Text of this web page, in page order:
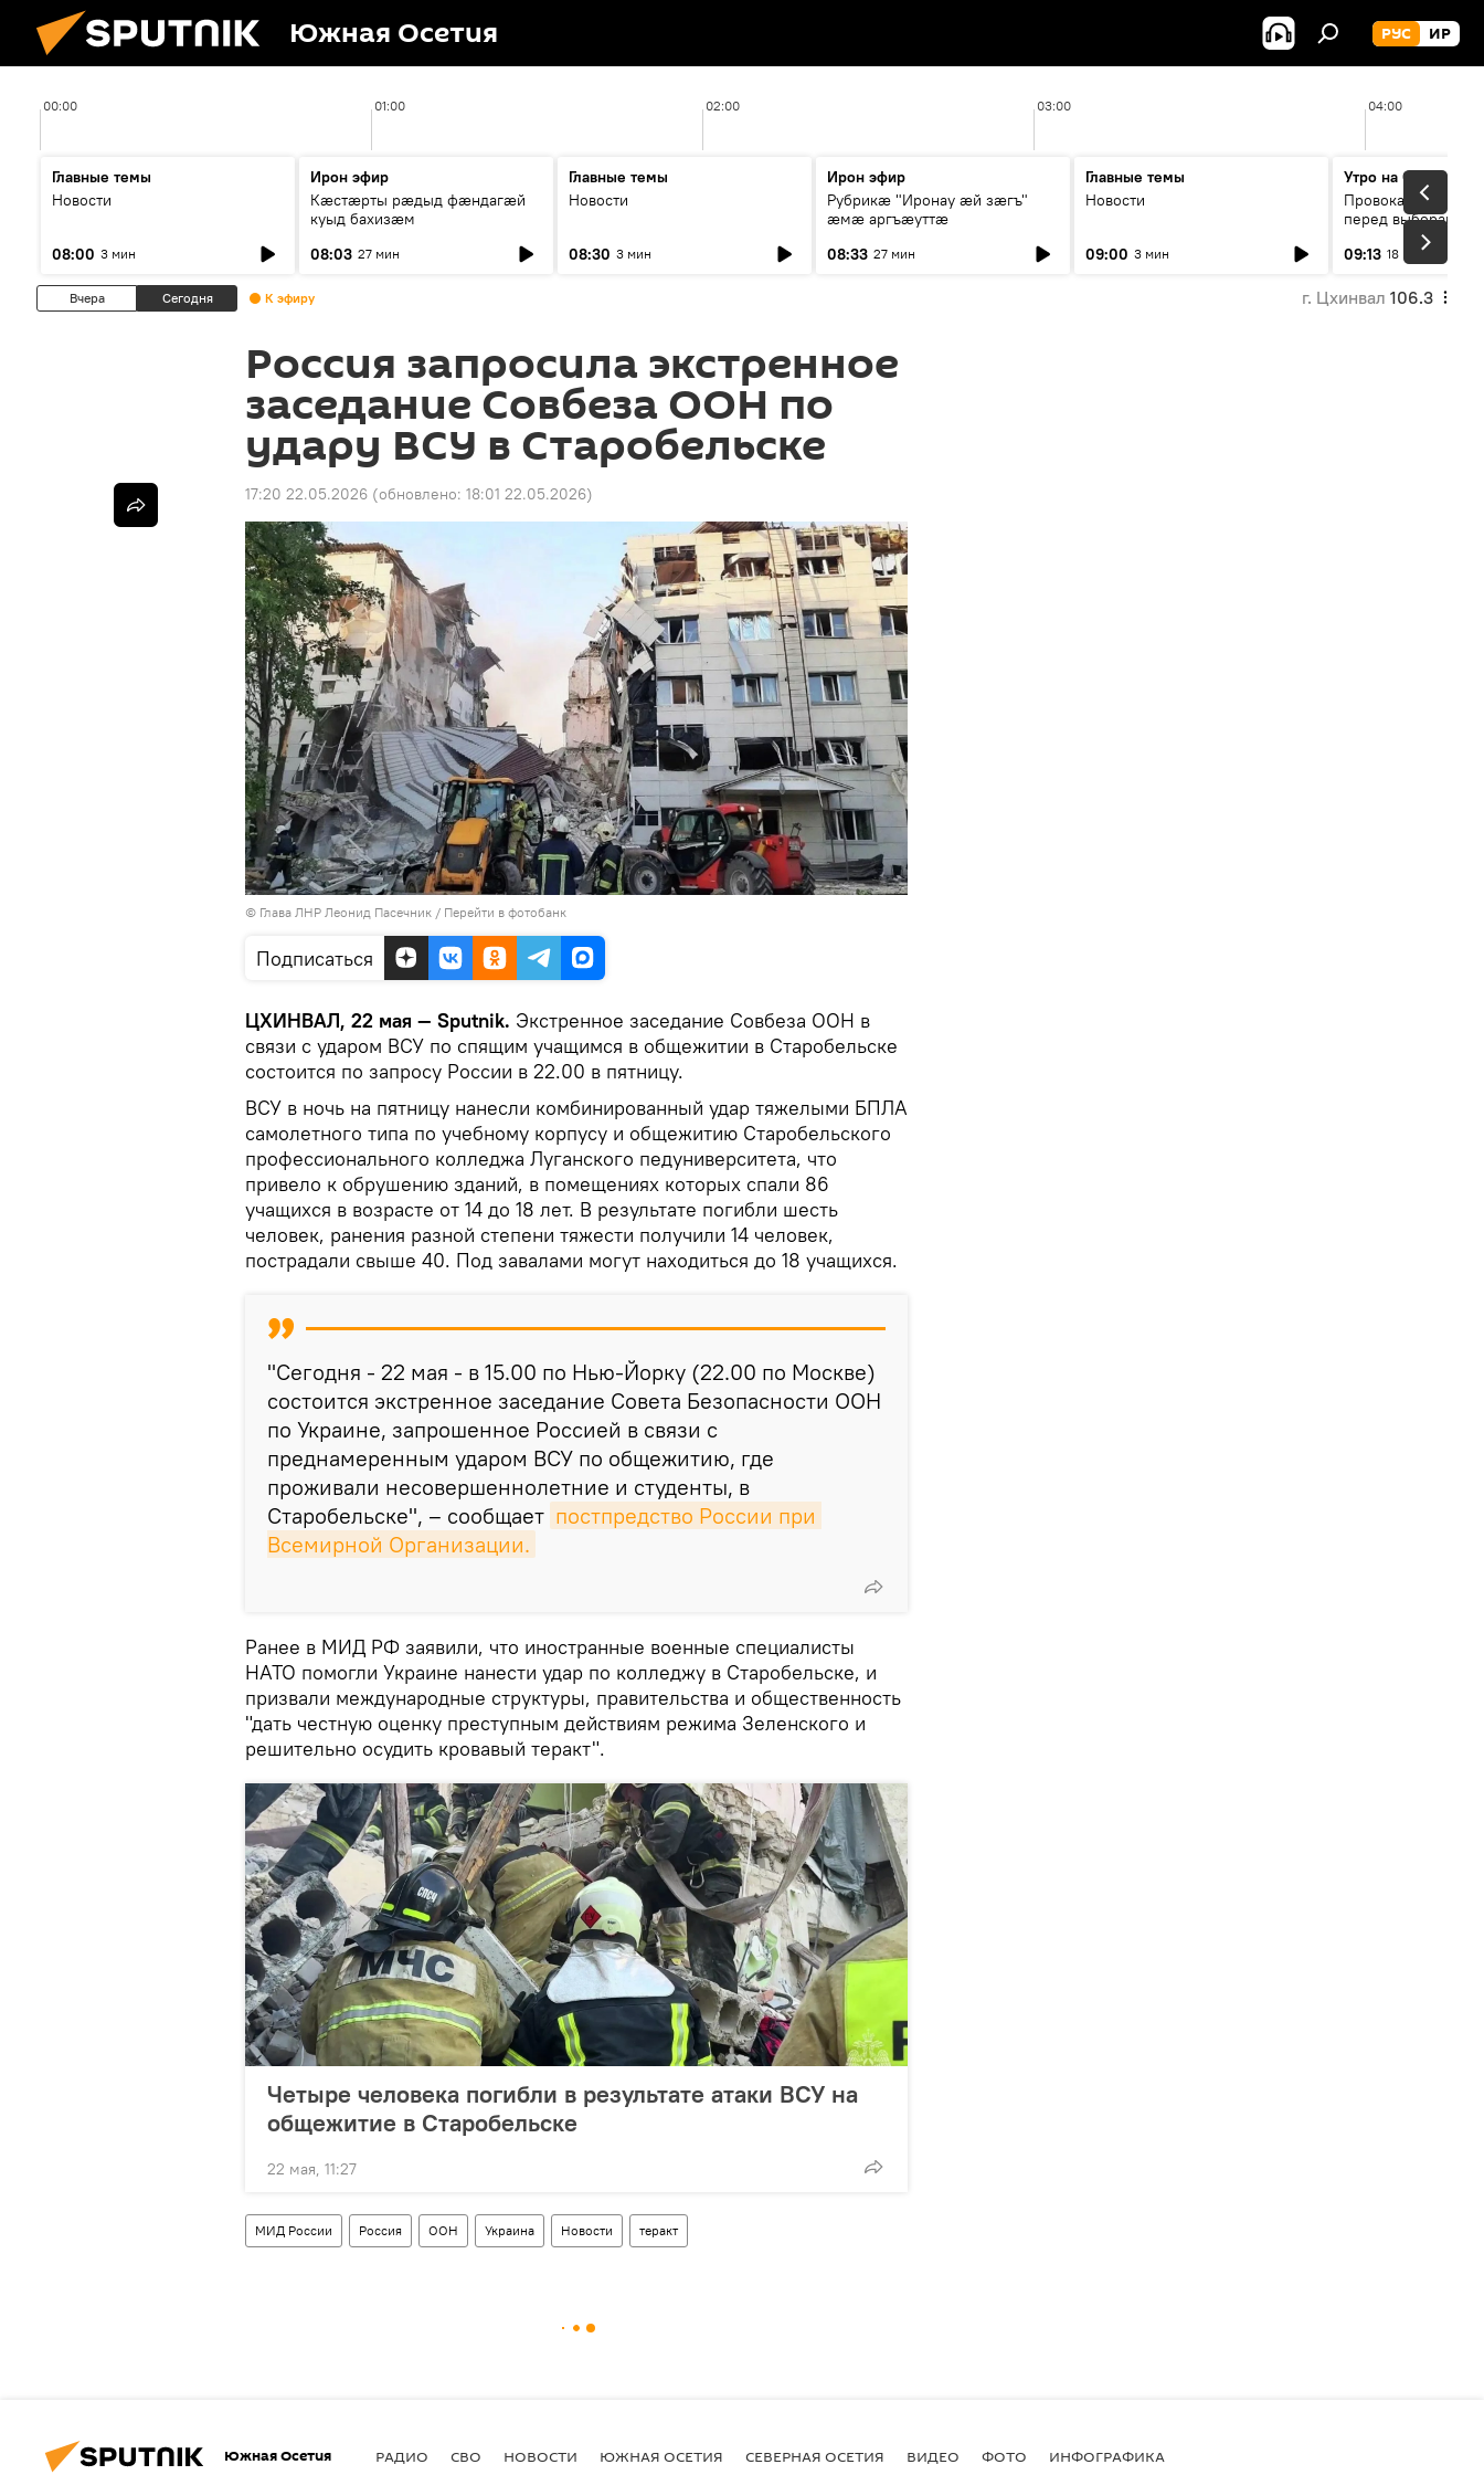
Южная Осетия РУС ИР
00:00 01:00 02:00 03:00 04:00
Главные темы
Новости
08:00 3 мин
Ирон эфир
Кæстæрты рæдыд фæндагæй
куыд бахизæм
08:03 27 мин
Главные темы
Новости
08:30 3 мин
Ирон эфир
Рубрикæ "Иронау ӕй зӕгъ"
ӕмӕ аргъӕуттӕ
08:33 27 мин
Главные темы
Новости
09:00 3 мин
Утро на Спутнике
Провокации со
перед выборами в
09:13 18 мин
Вчера Сегодня К эфиру г. Цхинвал 106.3
Россия запросила экстренное
заседание Совбеза ООН по
удару ВСУ в Старобельске
17:20 22.05.2026 (обновлено: 18:01 22.05.2026)
© Глава ЛНР Леонид Пасечник / Перейти в фотобанк
Подписаться
ЦХИНВАЛ, 22 мая — Sputnik. Экстренное заседание Совбеза ООН в
связи с ударом ВСУ по спящим учащимся в общежитии в Старобельске
состоится по запросу России в 22.00 в пятницу.
ВСУ в ночь на пятницу нанесли комбинированный удар тяжелыми БПЛА
самолетного типа по учебному корпусу и общежитию Старобельского
профессионального колледжа Луганского педуниверситета, что
привело к обрушению зданий, в помещениях которых спали 86
учащихся в возрасте от 14 до 18 лет. В результате погибли шесть
человек, ранения разной степени тяжести получили 14 человек,
пострадали свыше 40. Под завалами могут находиться до 18 учащихся.
"Сегодня - 22 мая - в 15.00 по Нью-Йорку (22.00 по Москве)
состоится экстренное заседание Совета Безопасности ООН
по Украине, запрошенное Россией в связи с
преднамеренным ударом ВСУ по общежитию, где
проживали несовершеннолетние и студенты, в
Старобельске", – сообщает постпредство России при
Всемирной Организации.
Ранее в МИД РФ заявили, что иностранные военные специалисты
НАТО помогли Украине нанести удар по колледжу в Старобельске, и
призвали международные структуры, правительства и общественность
"дать честную оценку преступным действиям режима Зеленского и
решительно осудить кровавый теракт".
Четыре человека погибли в результате атаки ВСУ на
общежитие в Старобельске
22 мая, 11:27
МИД России Россия ООН Украина Новости теракт
Южная Осетия РАДИО СВО НОВОСТИ ЮЖНАЯ ОСЕТИЯ СЕВЕРНАЯ ОСЕТИЯ ВИДЕО ФОТО ИНФОГРАФИКА